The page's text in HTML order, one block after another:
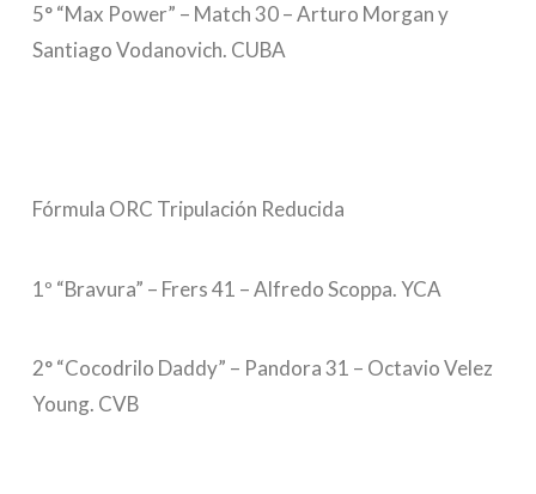
5° “Max Power” – Match 30 – Arturo Morgan y
Santiago Vodanovich. CUBA
Fórmula ORC Tripulación Reducida
1º “Bravura” – Frers 41 – Alfredo Scoppa. YCA
2° “Cocodrilo Daddy” – Pandora 31 – Octavio Velez
Young. CVB